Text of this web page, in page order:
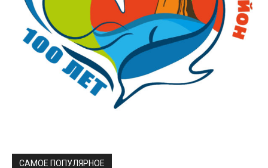
САМОЕ ПОПУЛЯРНОЕ